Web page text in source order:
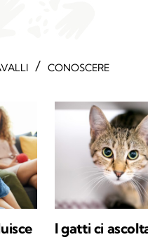
/ CONOSCERE
I gatti ci